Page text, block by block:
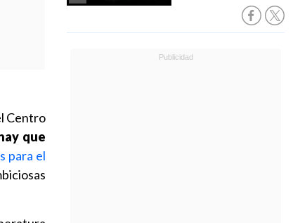
Centro
que
para el